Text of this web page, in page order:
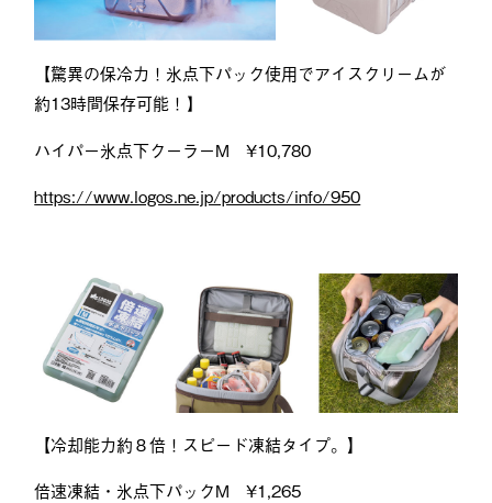
【驚異の保冷力！氷点下パック使用でアイスクリームが
約13時間保存可能！ 】
ハイパー氷点下クーラーM ¥10,780
https://www.logos.ne.jp/products/info/950
【冷却能力約８倍！スピード凍結タイプ。】
倍速凍結・氷点下パックM ¥1,265